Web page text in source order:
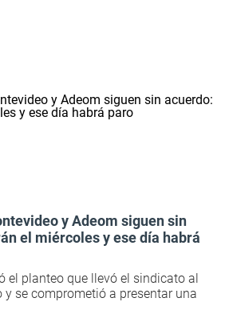
y Adeom siguen sin
el miércoles y ese día habrá
el planteo que llevó el sindicato al
y se comprometió a presentar una